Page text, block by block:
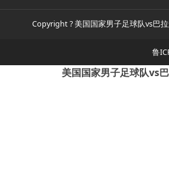
Copyright ? 美国国家男子足球队vs巴
鲁
美国国家男子足球队vs